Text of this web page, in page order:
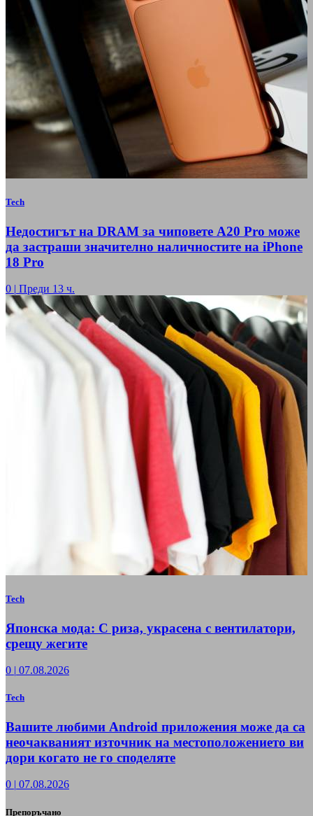
Tech
Недостигът на DRAM за чиповете A20 Pro може
да застраши значително наличностите на iPhone
18 Pro
0 | Преди 13 ч.
Tech
Японска мода: С риза, украсена с вентилатори,
срещу жегите
0 | 07.08.2026
Tech
Вашите любими Android приложения може да са
неочакваният източник на местоположението ви
дори когато не го споделяте
0 | 07.08.2026
Препоръчано